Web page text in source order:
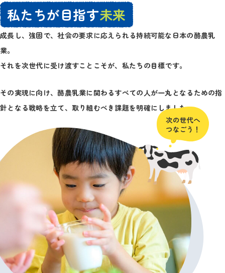
私たちが目指す未来
成長し、強固で、社会の要求に応えられる持続可能な日本の酪農乳
業。
それを次世代に受け渡すことこそが、私たちの目標です。
その実現に向け、酪農乳業に関わるすべての人が一丸となるための指
針となる戦略を立て、取り組むべき課題を明確にしました。